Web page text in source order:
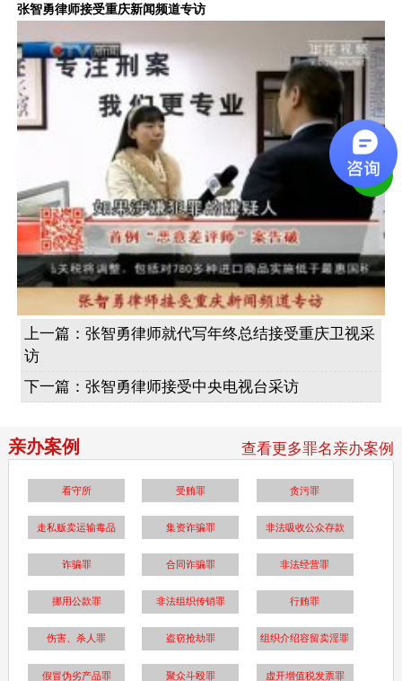
张智勇律师接受重庆新闻频道专访
上一篇：张智勇律师就代写年终总结接受重庆卫视采
访
下一篇：张智勇律师接受中央电视台采访
亲办案例 查看更多罪名亲办案例
看守所 受贿罪 贪污罪
走私贩卖运输毒品 集资诈骗罪 非法吸收公众存款
诈骗罪 合同诈骗罪 非法经营罪
挪用公款罪 非法组织传销罪 行贿罪
伤害、杀人罪 盗窃抢劫罪 组织介绍容留卖淫罪
假冒伪劣产品罪 聚众斗殴罪 虚开增值税发票罪